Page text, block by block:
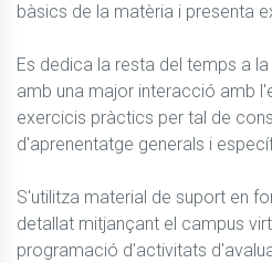
bàsics de la matèria i presenta
Es dedica la resta del temps a
amb una major interacció amb
exercicis pràctics per tal de
d'aprenentatge generals i
S'utilitza material de suport en
detallat mitjançant el campus
programació d'activitats